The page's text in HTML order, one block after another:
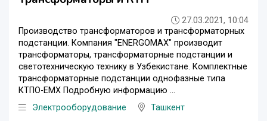
27.03.2021, 10:04
Производство трансформаторов и трансформаторных
подстанции. Компания "ENERGOMAX" производит
трансформаторы, трансформаторные подстанции и
светотехническую технику в Узбекистане. Комплектные
трансформаторные подстанции однофазные типа
КТПО-EMX Подробную информацию ...
Электрооборудование
Ташкент